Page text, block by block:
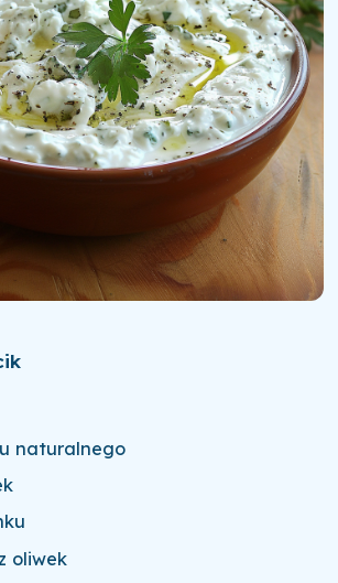
naturalnego
oliwek